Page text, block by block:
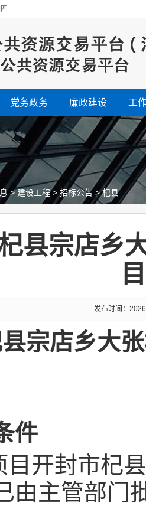
党务政务 廉政建设 工
>建设工程>招标公告 >杞县
县宗店乡
发布时间：
宗店乡大
件
目开封市杞
由主管部门